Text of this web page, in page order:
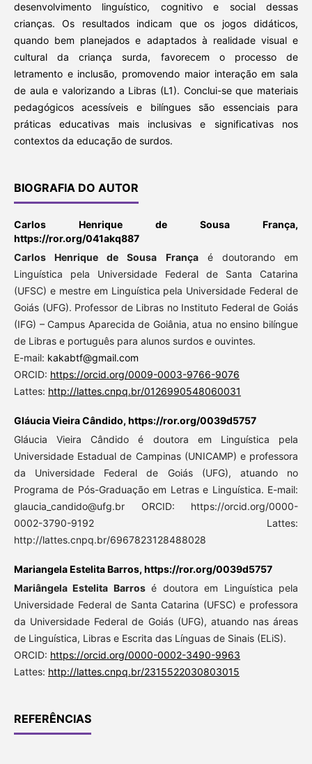
desenvolvimento linguístico, cognitivo e social dessas
crianças. Os resultados indicam que os jogos didáticos,
quando bem planejados e adaptados à realidade visual e
cultural da criança surda, favorecem o processo de
letramento e inclusão, promovendo maior interação em sala
de aula e valorizando a Libras (L1). Conclui-se que materiais
pedagógicos acessíveis e bilíngues são essenciais para
práticas educativas mais inclusivas e significativas nos
contextos da educação de surdos.
BIOGRAFIA DO AUTOR
Carlos Henrique de Sousa França,
https://ror.org/041akq887
Carlos Henrique de Sousa Françaé doutorando em
Linguística pela Universidade Federal de Santa Catarina
(UFSC) e mestre em Linguística pela Universidade Federal de
Goiás (UFG). Professor de Libras no Instituto Federal de Goiás
(IFG) – Campus Aparecida de Goiânia, atua no ensino bilíngue
de Libras e português para alunos surdos e ouvintes.
E-mail: kakabtf@gmail.com
ORCID: https://orcid.org/0009-0003-9766-9076
Lattes: http://lattes.cnpq.br/0126990548060031
Gláucia Vieira Cândido, https://ror.org/0039d5757
Gláucia Vieira Cândido é doutora em Linguística pela
Universidade Estadual de Campinas (UNICAMP) e professora
da Universidade Federal de Goiás (UFG), atuando no
Programa de Pós-Graduação em Letras e Linguística. E-mail:
glaucia_candido@ufg.br ORCID: https://orcid.org/0000-
0002-3790-9192 Lattes:
http://lattes.cnpq.br/6967823128488028
Mariangela Estelita Barros, https://ror.org/0039d5757
Mariângela Estelita Barrosé doutora em Linguística pela
Universidade Federal de Santa Catarina (UFSC) e professora
da Universidade Federal de Goiás (UFG), atuando nas áreas
de Linguística, Libras e Escrita das Línguas de Sinais (ELiS).
ORCID: https://orcid.org/0000-0002-3490-9963
Lattes: http://lattes.cnpq.br/2315522030803015
REFERÊNCIAS